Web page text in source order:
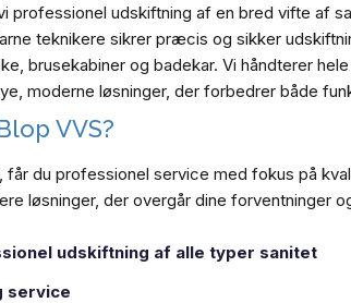
professionel udskiftning af en bred vifte af
teknikere sikrer præcis og sikker
brusekabiner og badekar. Vi håndterer
moderne løsninger, der forbedrer både
VVS?
får du professionel service med fokus på
løsninger, der overgår dine forventninger
udskiftning af alle typer sanitet
service